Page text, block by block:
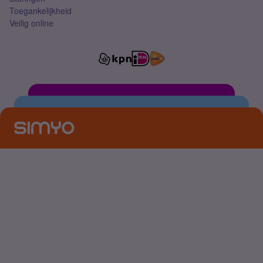
Toegankelijkheid
Veilig online